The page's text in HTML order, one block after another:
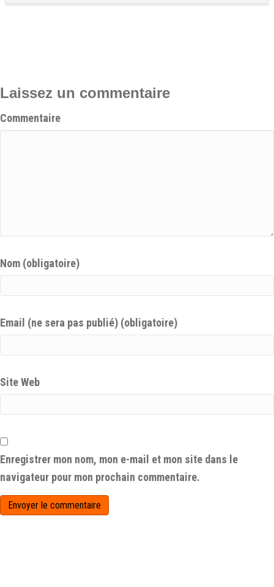
Laissez un commentaire
Commentaire
Nom (obligatoire)
Email (ne sera pas publié) (obligatoire)
Site Web
Enregistrer mon nom, mon e-mail et mon site dans le
navigateur pour mon prochain commentaire.